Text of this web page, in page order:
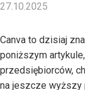
27.10.2025
Canva to dzisiaj
poniższym
przedsiębiorców,
na jeszcze wyższy